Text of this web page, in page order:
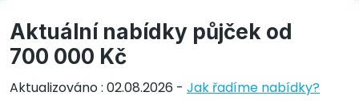
Aktuální nabídky půjček od
700 000 Kč
Aktualizováno : 02.08.2026 - Jak řadíme nabídky?